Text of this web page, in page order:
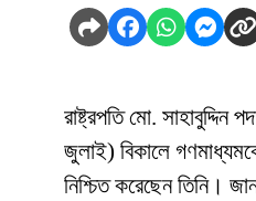
রাষ্ট্রপতি মো.
জুলাই) বিকালে
নিশ্চিত করেছেন তিনি।